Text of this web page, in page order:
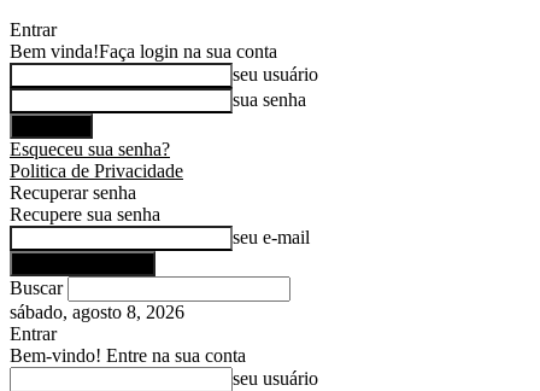
Entrar
Bem vinda!Faça login na sua conta
seu usuário
sua senha
Esqueceu sua senha?
Politica de Privacidade
Recuperar senha
Recupere sua senha
seu e-mail
Buscar
sábado, agosto 8, 2026
Entrar
Bem-vindo! Entre na sua conta
seu usuário